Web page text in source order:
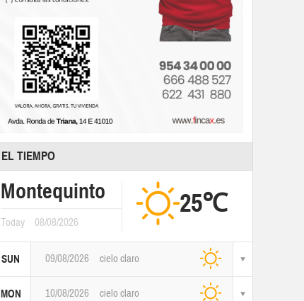
EL TIEMPO
Montequinto
Today 08/08/2026
25℃
SUN 09/08/2026 cielo claro
MON 10/08/2026 cielo claro